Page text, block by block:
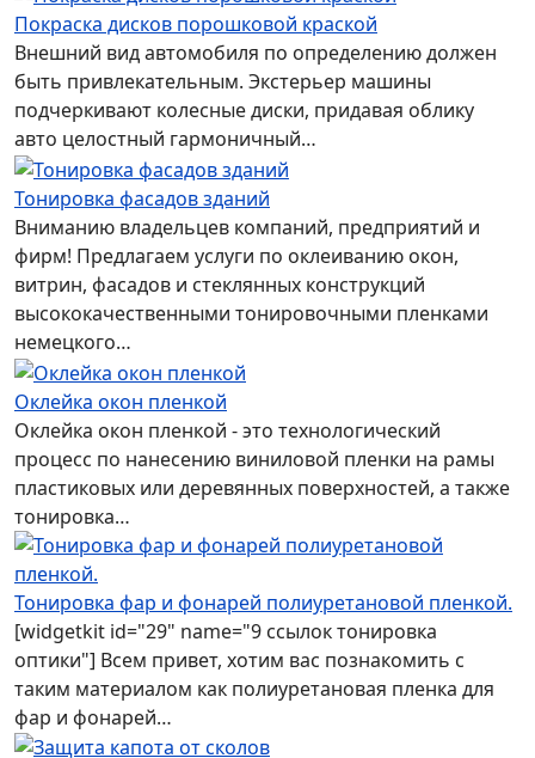
Покраска дисков порошковой краской
Внешний вид автомобиля по определению должен
быть привлекательным. Экстерьер машины
подчеркивают колесные диски, придавая облику
авто целостный гармоничный…
Тонировка фасадов зданий
Вниманию владельцев компаний, предприятий и
фирм! Предлагаем услуги по оклеиванию окон,
витрин, фасадов и стеклянных конструкций
высококачественными тонировочными пленками
немецкого…
Оклейка окон пленкой
Оклейка окон пленкой - это технологический
процесс по нанесению виниловой пленки на рамы
пластиковых или деревянных поверхностей, а также
тонировка…
Тонировка фар и фонарей полиуретановой пленкой.
[widgetkit id="29" name="9 ссылок тонировка
оптики"] Всем привет, хотим вас познакомить с
таким материалом как полиуретановая пленка для
фар и фонарей…